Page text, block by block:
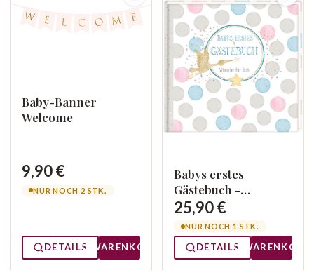
Baby-Banner
Welcome
9,90 €
NUR NOCH 2 STK.
DETAILS WARENKORB
Babys erstes
Gästebuch -
Wünsche für Dich
25,90 €
NUR NOCH 1 STK.
DETAILS WARENKORB